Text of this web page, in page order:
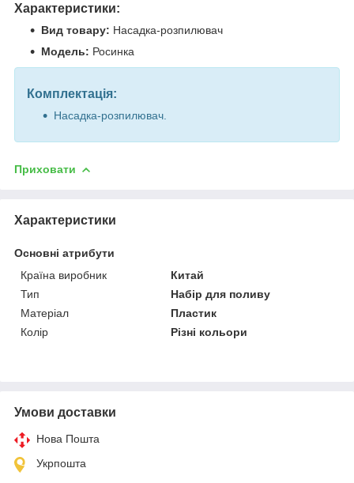
Характеристики:
Вид товару: Насадка-розпилювач
Модель: Росинка
Комплектація:
Насадка-розпилювач.
Приховати
Характеристики
Основні атрибути
Країна виробник
Китай
Тип
Набір для поливу
Матеріал
Пластик
Колір
Різні кольори
Умови доставки
Нова Пошта
Укрпошта